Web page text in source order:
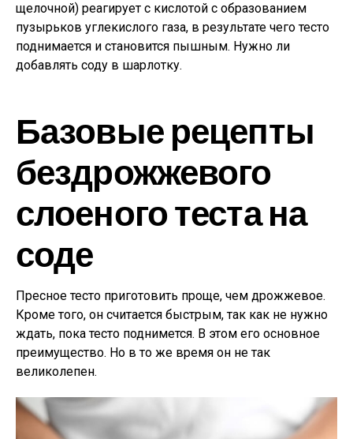
щелочной) реагирует с кислотой с образованием
пузырьков углекислого газа, в результате чего тесто
поднимается и становится пышным. Нужно ли
добавлять соду в шарлотку.
Базовые рецепты
бездрожжевого
слоеного теста на
соде
Пресное тесто приготовить проще, чем дрожжевое.
Кроме того, он считается быстрым, так как не нужно
ждать, пока тесто поднимется. В этом его основное
преимущество. Но в то же время он не так
великолепен.